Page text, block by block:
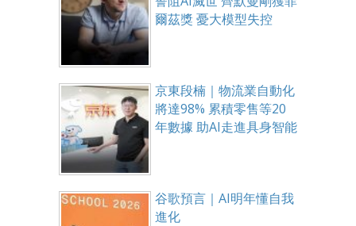
爾茲獎 憂大模型失控
京東段楠｜物流業自動化
將達98% 累積零售等20
年數據 助AI走進具身智能
谷歌預言｜AI明年懂自我
進化